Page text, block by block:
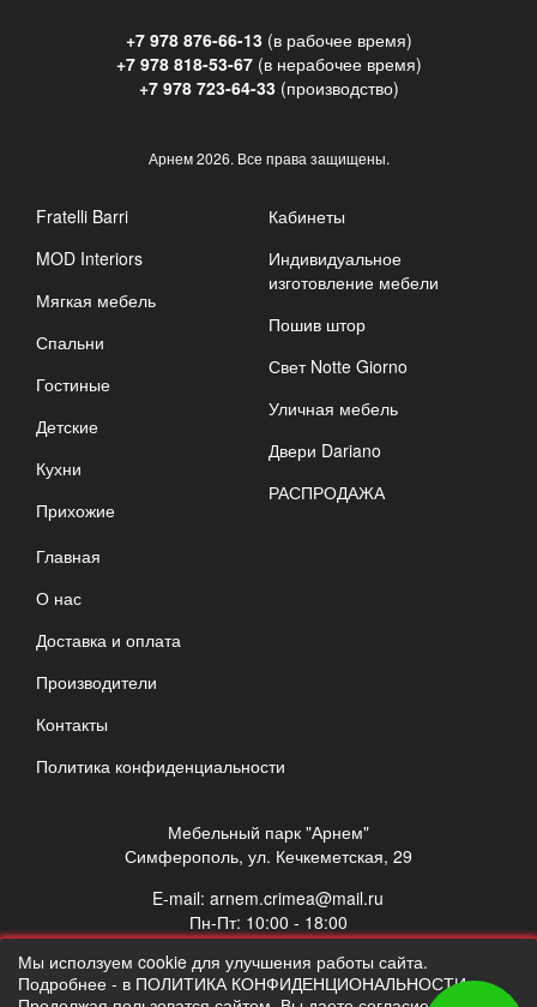
+7 978 876-66-13(в рабочее время)
+7 978 818-53-67(в нерабочее время)
+7 978 723-64-33(производство)
Арнем2026. Все права защищены.
Fratelli Barri
MOD Interiors
Мягкая мебель
Спальни
Гостиные
Детские
Кухни
Прихожие
Кабинеты
Индивидуальное
изготовление мебели
Пошив штор
Свет Notte Giorno
Уличная мебель
Двери Dariano
РАСПРОДАЖА
Главная
О нас
Доставка и оплата
Производители
Контакты
Политика конфиденциальности
Мебельный парк "Арнем"
Симферополь, ул. Кечкеметская, 29
E-mail:arnem.crimea@mail.ru
Пн-Пт: 10:00 - 18:00
Сб: 10:00 - 17:00
Вс: выходной
Мы исползуем cookie для улучшения работы сайта.
Подробнее - в ПОЛИТИКА КОНФИДЕНЦИОНАЛЬНОСТИ.